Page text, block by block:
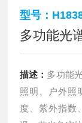
型号：
多功能光
描述： 多功能
照明、户外照
度、紫外指数